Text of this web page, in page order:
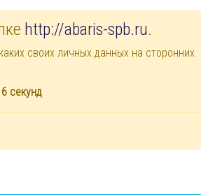
http://abaris-spb.ru.
своих личных данных на сторонних
6 секунд